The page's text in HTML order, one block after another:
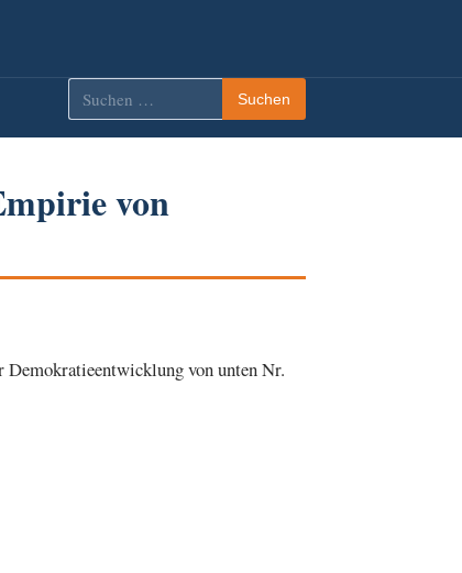
Suchen
nach:
Suchen
von
von unten Nr.